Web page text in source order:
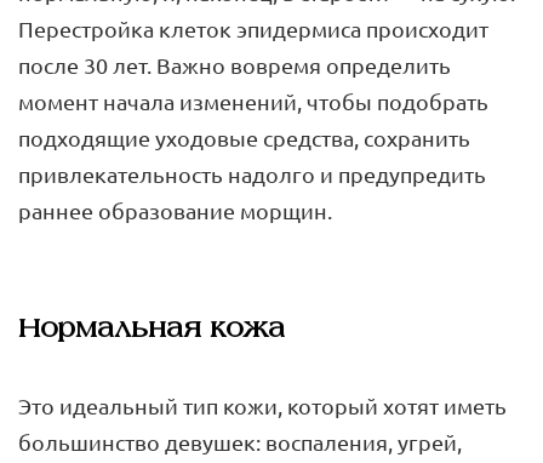
Перестройка клеток эпидермиса происходит
после 30 лет. Важно вовремя определить
момент начала изменений, чтобы подобрать
подходящие уходовые средства, сохранить
привлекательность надолго и предупредить
раннее образование морщин.
Нормальная кожа
Это идеальный тип кожи, который хотят иметь
большинство девушек: воспаления, угрей,